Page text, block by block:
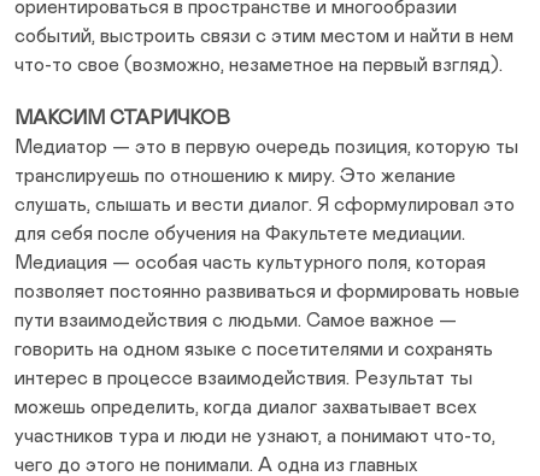
ориентироваться в пространстве и многообразии
событий, выстроить связи с этим местом и найти в нем
что-то свое (возможно, незаметное на первый взгляд).
МАКСИМ СТАРИЧКОВ
Медиатор — это в первую очередь позиция, которую ты
транслируешь по отношению к миру. Это желание
слушать, слышать и вести диалог. Я сформулировал это
для себя после обучения на Факультете медиации.
Медиация — особая часть культурного поля, которая
позволяет постоянно развиваться и формировать новые
пути взаимодействия с людьми. Самое важное —
говорить на одном языке с посетителями и сохранять
интерес в процессе взаимодействия. Результат ты
можешь определить, когда диалог захватывает всех
участников тура и люди не узнают, а понимают что-то,
чего до этого не понимали. А одна из главных